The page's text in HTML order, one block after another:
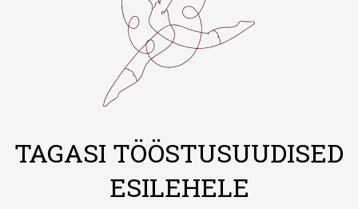
TAGASI TÖÖSTUSUUDISED
ESILEHELE